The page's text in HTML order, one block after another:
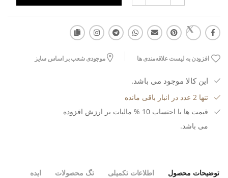
افزودن به لیست علاقه‌مندی ها موجودی شعب بر اساس سایز
این کالا موجود می باشد.
تنها 2 عدد در انبار باقی مانده
قیمت ها با احتساب 10 % مالیات بر ارزش افزوده
می باشد.
توضیحات محصول اطلاعات تکمیلی تگ محصولات ایده